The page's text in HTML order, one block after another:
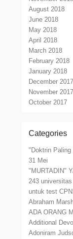
August 2018
June 2018
May 2018
April 2018
March 2018
February 2018
January 2018
December 2017
November 2017
October 2017
Categories
"Doktrin Paling
31 Mei
"MURTADIN"
243
untuk test
Abraham
ADA ORANG
Additional
Adoniram